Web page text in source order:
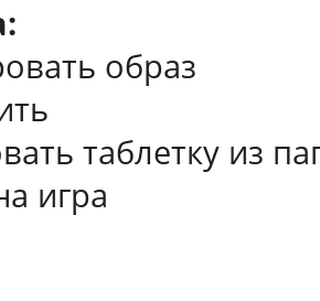
образ
таблетку из
игра